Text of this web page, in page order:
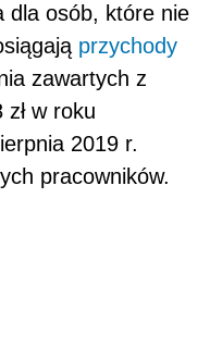
dla osób, które nie
przychody
zawartych z
w roku
2019 r.
pracowników.